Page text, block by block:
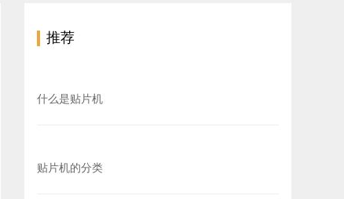
推荐
什么是贴片机
贴片机的分类